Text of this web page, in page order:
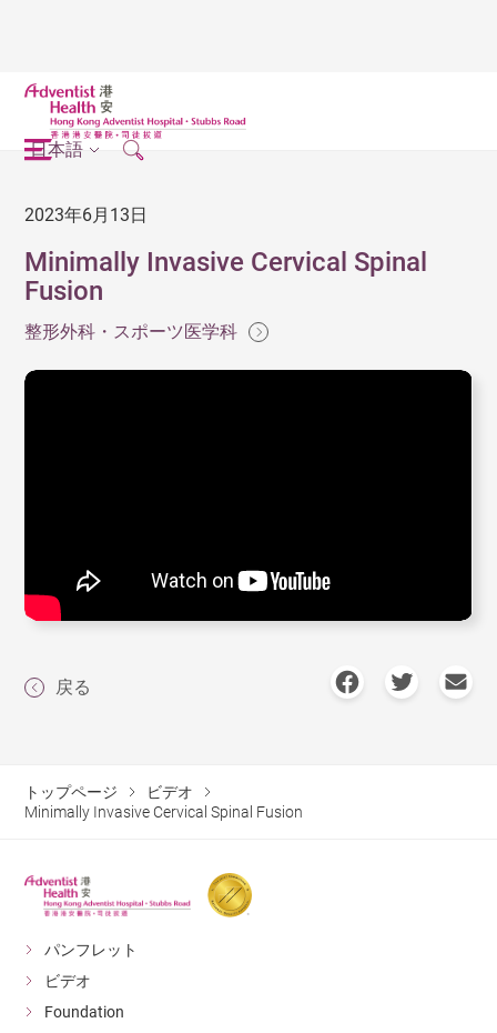
日本語
2023年6月13日
Minimally Invasive Cervical Spinal
Fusion
整形外科・スポーツ医学科
戻る
トップページ
ビデオ
Minimally Invasive Cervical Spinal Fusion
パンフレット
ビデオ
Foundation